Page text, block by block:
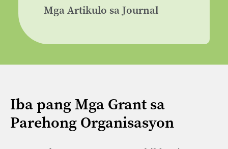
Mga Artikulo sa Journal
Iba pang Mga Grant sa
Parehong Organisasyon